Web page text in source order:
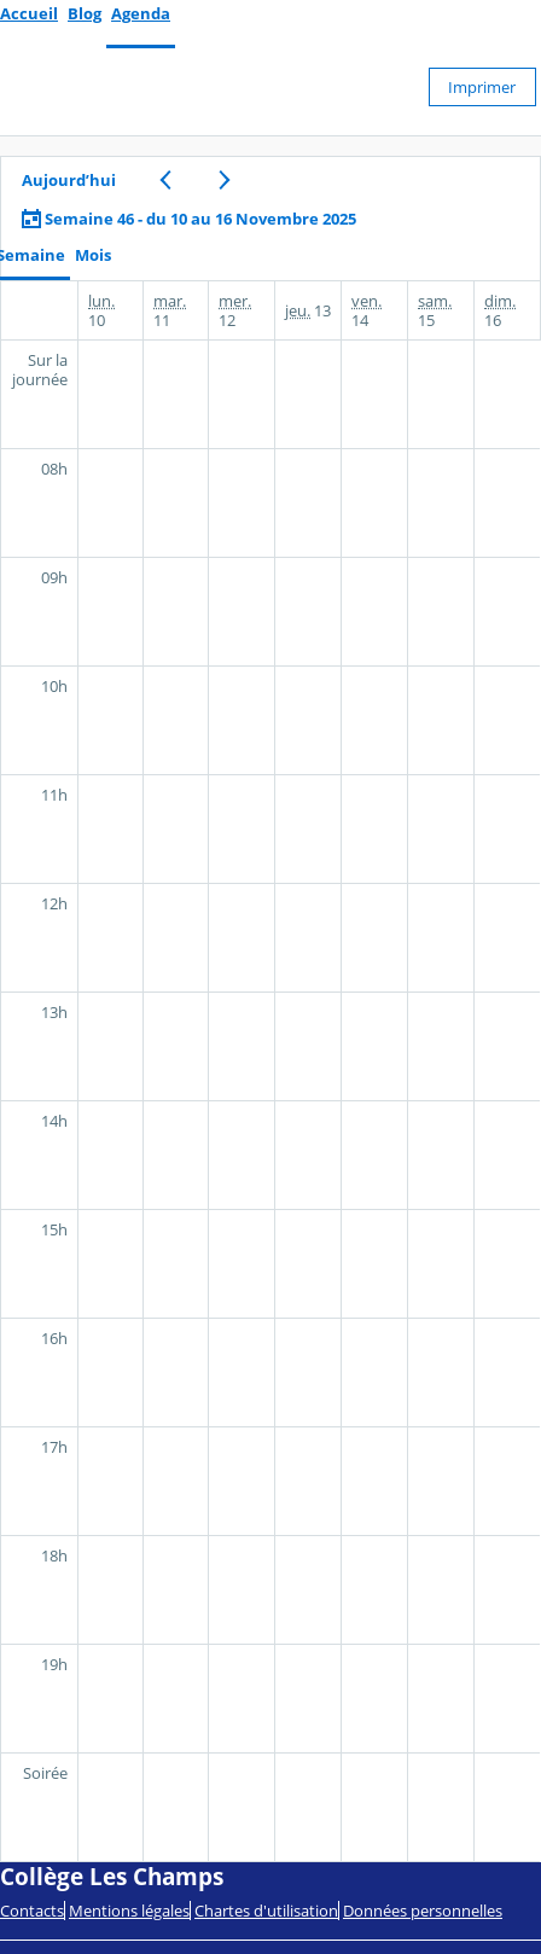
Accueil Blog Agenda
Imprimer
Aujourd’hui
Semaine 46 - du 10 au 16 Novembre 2025
Mois
lun.
10
mar.
11
mer.
12
jeu. 13
ven.
14
sam.
15
dim.
16
Sur la
journée
08h
09h
10h
11h
12h
13h
14h
15h
16h
17h
18h
19h
Soirée
Collège Les Champs
Contacts Mentions légales Chartes d'utilisation Données personnelles